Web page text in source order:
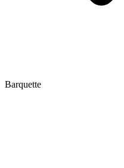
Barquette